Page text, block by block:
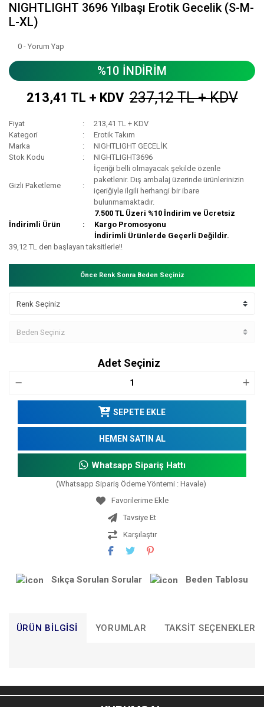
NIGHTLIGHT 3696 Yılbaşı Erotik Gecelik (S-M-
L-XL)
0 - Yorum Yap
%10 İNDİRİM
213,41 TL + KDV 237,12 TL + KDV
Fiyat
213,41 TL + KDV
Kategori
Erotik Takım
Marka
NIGHTLIGHT GECELİK
Stok Kodu
NIGHTLIGHT3696
Gizli Paketleme
İçeriği belli olmayacak şekilde özenle
paketlenir. Dış ambalaj üzerinde ürünlerinizin
içeriğiyle ilgili herhangi bir ibare
bulunmamaktadır.
İndirimli Ürün
7.500 TL Üzeri %10 İndirim ve Ücretsiz
Kargo Promosyonu
İndirimli Ürünlerde Geçerli Değildir.
39,12 TL den başlayan taksitlerle!!
Önce Renk Sonra Beden Seçiniz
Adet Seçiniz
SEPETE EKLE
HEMEN SATIN AL
Whatsapp Sipariş Hattı
(Whatsapp Sipariş Ödeme Yöntemi : Havale)
Tavsiye Et
Karşılaştır
Sıkça Sorulan Sorular Beden Tablosu
ÜRÜN BILGISI YORUMLAR TAKSIT SEÇENEKLERI
Bu ürünün fiyat bilgisi, resim, ürün açıklamalarında ve diğer
konularda yetersiz gördüğünüz noktaları öneri formunu